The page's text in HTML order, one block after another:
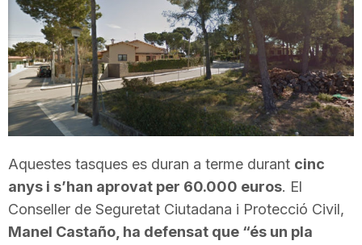
d
e
T
a
r
Aquestes tasques es duran a terme durant cinc
anys i s’han aprovat per 60.000 euros. El
Conseller de Seguretat Ciutadana i Protecció Civil,
Manel Castaño, ha defensat que “és un pla